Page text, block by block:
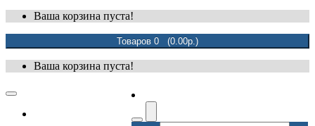
Ваша корзина пуста!
Товаров 0 (0.00р.)
Ваша корзина пуста!